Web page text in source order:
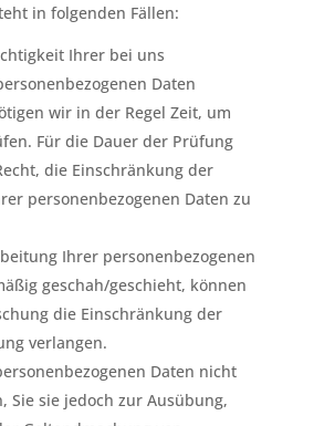
in folgenden Fällen:
Ihrer bei uns
Daten
wir in der Regel Zeit, um
Für die Dauer der Prüfung
die Einschränkung der
personenbezogenen Daten zu
Ihrer personenbezogenen
geschah/geschieht, können
die Einschränkung der
verlangen.
Daten nicht
Sie sie jedoch zur Ausübung,